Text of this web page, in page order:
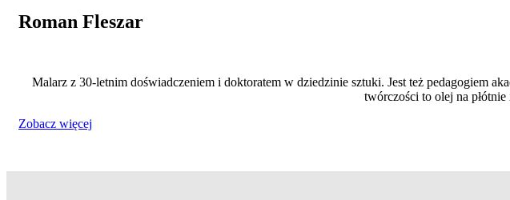
Roman Fleszar
Malarz z 30‐letnim doświadczeniem i doktoratem w dziedzinie sztuki. Jest też pedagogiem
twórczości to olej na
Zobacz więcej